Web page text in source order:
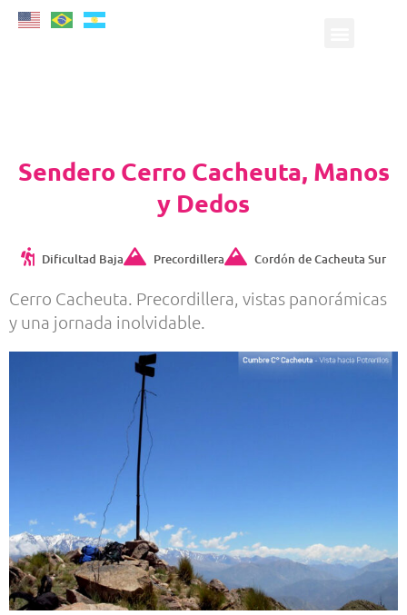
Sendero Cerro Cacheuta, Manos
y Dedos
Dificultad Baja Precordillera Cordón de Cacheuta Sur
Cerro Cacheuta. Precordillera, vistas panorámicas
y una jornada inolvidable.